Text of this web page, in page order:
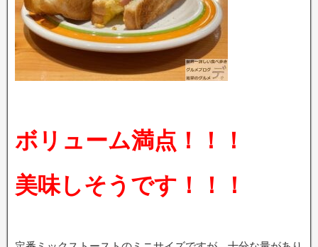
ボリューム満点！！！
美味しそうです！！！